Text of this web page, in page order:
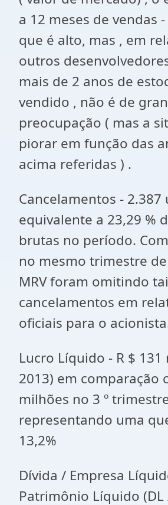
a 12 meses de vendas
que é alto, mas , em
outros
mais de 2 anos de
vendido , não é de
preocupação ( mas a
piorar em função das
acima referidas ) .
Cancelamentos - 2.387
equivalente a 23,29 %
brutas no período.
no mesmo trimestre de
MRV foram omitindo
cancelamentos em
oficiais para o
Lucro Líquido - R $ 131
2013) em comparação
milhões no 3 º
representando uma
13,2%
Dívida / Empresa
Patrimônio Líquido (DL